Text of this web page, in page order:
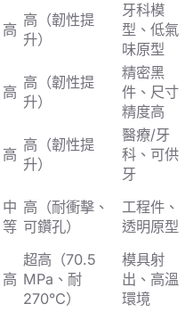
高
高（韌性提
升）
牙科模
型、低氣
味原型
高
高（韌性提
升）
精密黑
件、尺寸
精度高
高
高（韌性提
升）
醫療/牙
科、可供
牙
中
等
高（耐衝擊、
可鑽孔）
工程件、
透明原型
高
超高（70.5
MPa、耐
270°C）
模具射
出、高溫
環境